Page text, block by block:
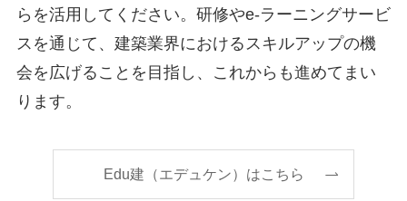
らを活用してください。研修やe-ラーニングサービ
スを通じて、建築業界におけるスキルアップの機
会を広げることを目指し、これからも進めてまい
ります。
Edu建（エデュケン）はこちら